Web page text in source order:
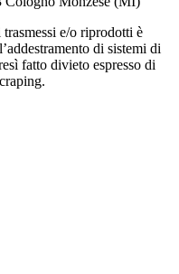
e/o riprodotti è
di sistemi di
fatto divieto espresso di